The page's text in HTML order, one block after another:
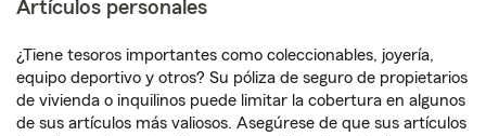
Artículos personales
¿Tiene tesoros importantes como coleccionables, joyería,
equipo deportivo y otros? Su póliza de seguro de propietarios
de vivienda o inquilinos puede limitar la cobertura en algunos
de sus artículos más valiosos. Asegúrese de que sus artículos